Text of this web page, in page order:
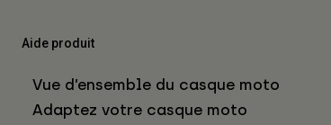
Aide produit
Vue d’ensemble du casque moto
Adaptez votre casque moto